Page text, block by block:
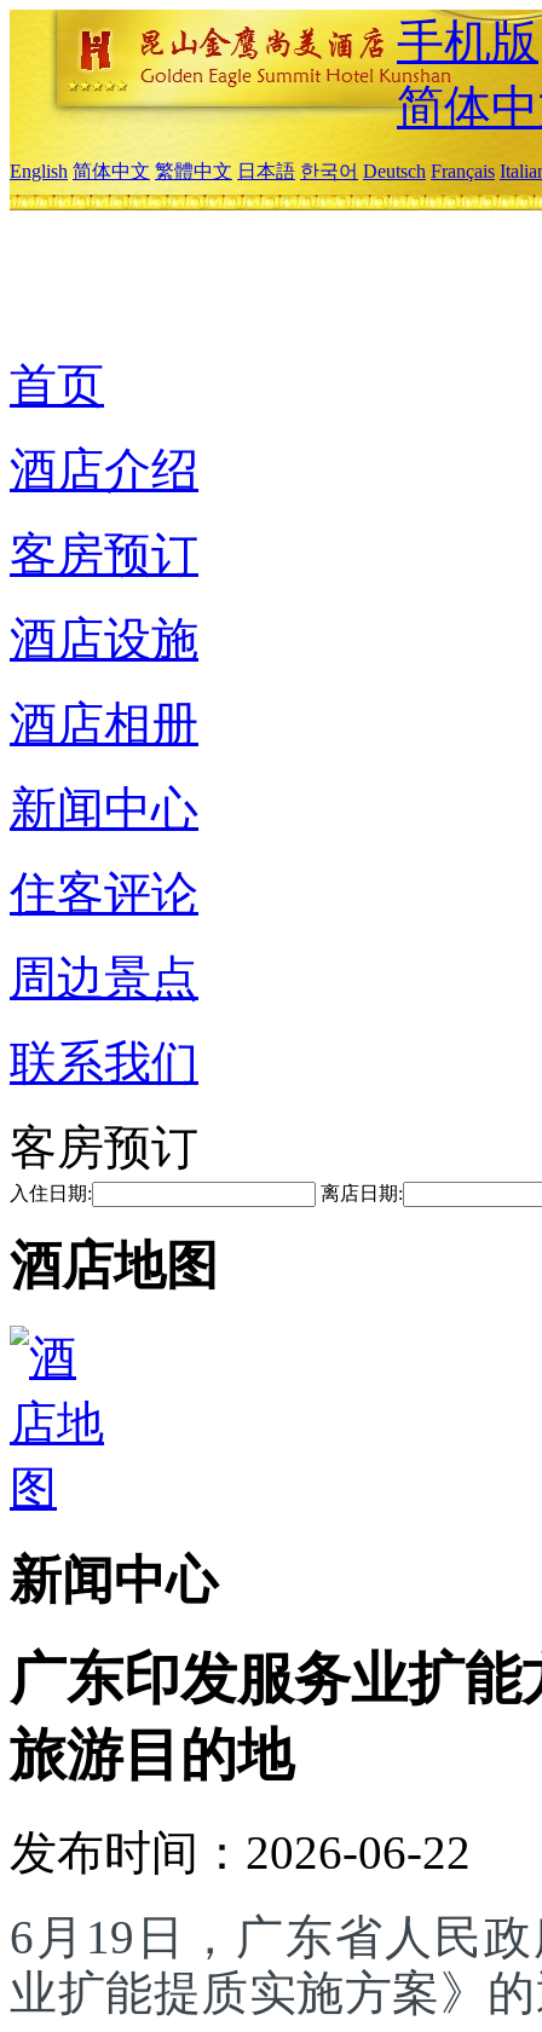
手机版
简体
English 简体中文 繁體中文 日本語 한국어 Deutsch Français
首页
酒店介绍
客房预订
酒店设施
酒店相册
新闻中心
住客评论
周边景点
联系我们
客房预订
入住日期: 离店日期:
酒店地图
新闻中心
广东印发服务业扩
旅游目的地
发布时间：2026-06-22
6月19日，广东省人民
业扩能提质实施方案》